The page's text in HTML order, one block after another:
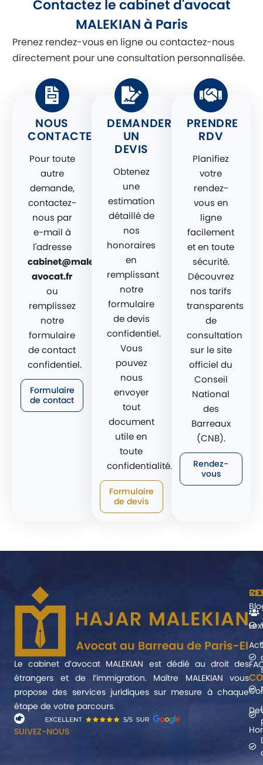
Contactez le cabinet d'avocat
MALEKIAN à Paris
Prenez rendez-vous en ligne ou contactez-nous
directement pour une consultation personnalisée.
NOUS
CONTACTER
Pour toute
autre
demande,
contactez-
nous par
e-mail à
l'adresse
cabinet@malekian-
avocat.fr
ou
remplissez
notre
formulaire
de contact
confidentiel.
Formulaire
de contact
DEMANDER
UN
DEVIS
Obtenez
une
estimation
détaillé de
nos
honoraires
en
remplissant
notre
formulaire
de devis
confidentiel.
Vous
pouvez
nous
envoyer
tout
document
utile en
toute
confidentialité.
Formulaire
de devis
PRENDRE
RDV
Planifiez
votre
rendez-
vous en
ligne
facilement
et en toute
sécurité.
Découvrez
nos tarifs
transparents
de
consultation
sur le site
officiel du
Conseil
National
des
Barreaux
(CNB).
Rendez-
vous
Le cabinet d’avocat MALEKIAN est dédié au droit des
étrangers et de l’immigration. Maître MALEKIAN vous
propose des services juridiques sur mesure à chaque
étape de votre parcours.
SUIVEZ-NOUS